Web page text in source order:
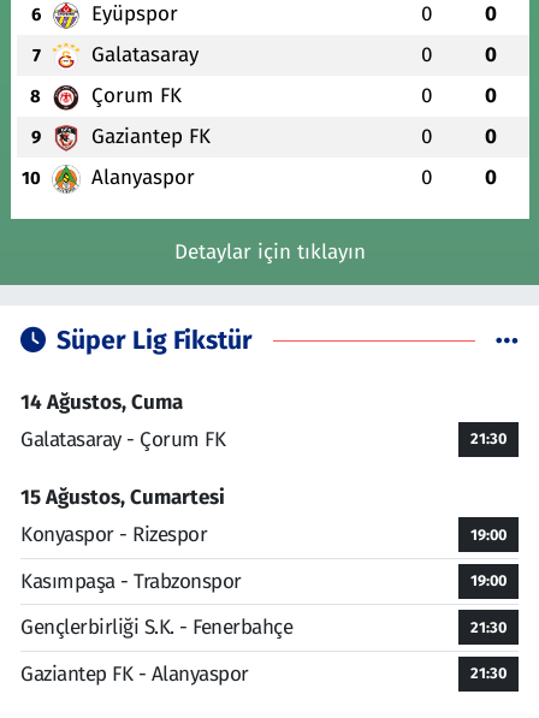
6 Eyüpspor 0 0
7 Galatasaray 0 0
8 Çorum FK 0 0
9 Gaziantep FK 0 0
10 Alanyaspor 0 0
Detaylar için tıklayın
Süper Lig Fikstür
14 Ağustos, Cuma
Galatasaray - Çorum FK
21:30
15 Ağustos, Cumartesi
Konyaspor - Rizespor
19:00
Kasımpaşa - Trabzonspor 19:00
Gençlerbirliği S.K. - Fenerbahçe 21:30
Gaziantep FK - Alanyaspor 21:30